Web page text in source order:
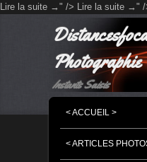
Lire la suite →" /> Lire la suite →" /
Photographie
Instants Saisis
MASQUER LA
MASQUER LA
< ACCUEIL >
< ARTICLES